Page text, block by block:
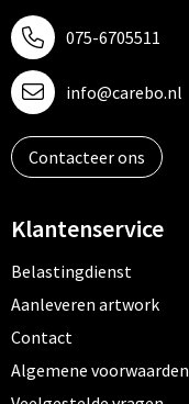
075-6705511
info@carebo.nl
Contacteer ons
Klantenservice
Belastingdienst
Aanleveren artwork
Contact
Algemene voorwaarden